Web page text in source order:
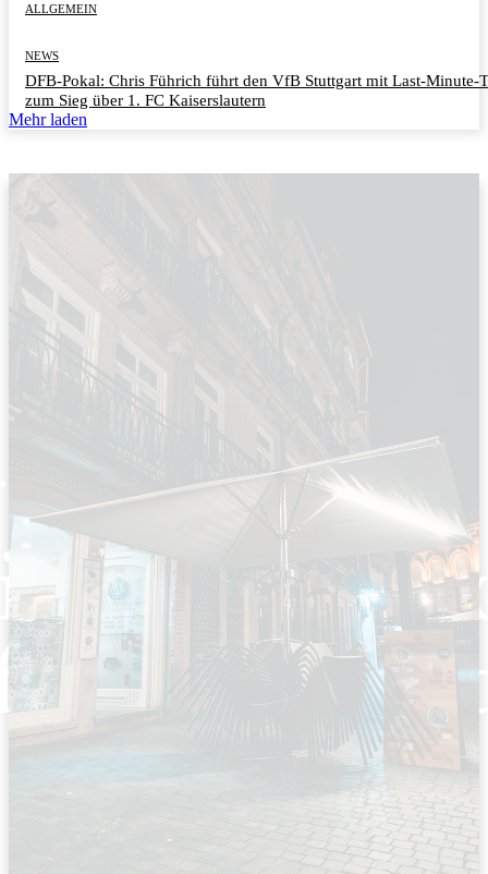
ALLGEMEIN
NEWS
DFB-Pokal: Chris Führich führt den VfB Stuttgart mit Last-Minute-
zum Sieg über 1. FC Kaiserslautern
Mehr laden